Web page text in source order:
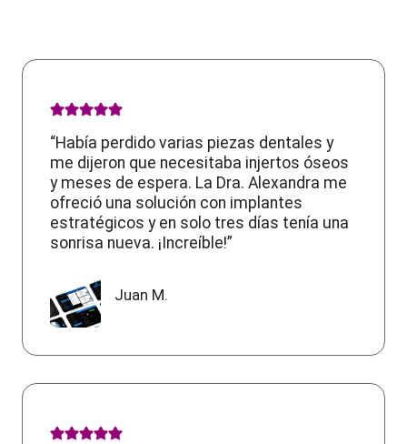
“Había perdido varias piezas dentales y
me dijeron que necesitaba injertos óseos
y meses de espera. La Dra. Alexandra me
ofreció una solución con implantes
estratégicos y en solo tres días tenía una
sonrisa nueva. ¡Increíble!”
Juan M.